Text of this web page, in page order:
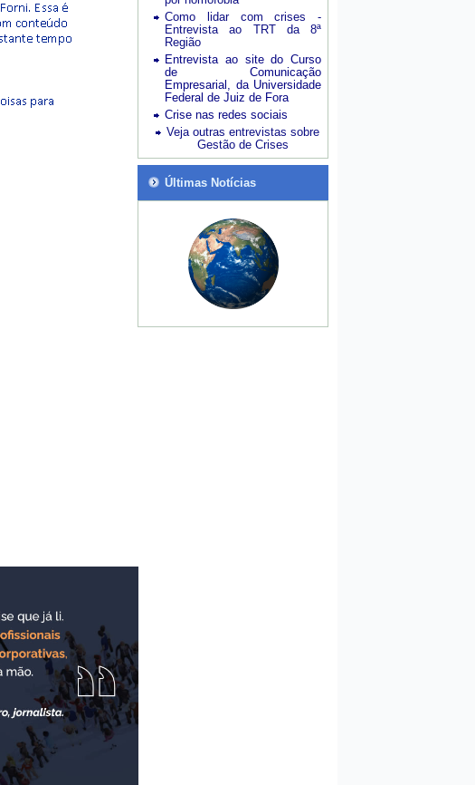
Como lidar com crises -
Entrevista ao TRT da 8ª
Região
Entrevista ao site do Curso
de Comunicação
Empresarial, da Universidade
Federal de Juiz de Fora
Crise nas redes sociais
Veja outras entrevistas sobre
Gestão de Crises
Últimas Notícias